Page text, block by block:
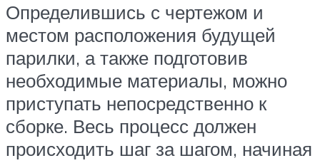
Определившись с чертежом и
местом расположения будущей
парилки, а также подготовив
необходимые материалы, можно
приступать непосредственно к
сборке. Весь процесс должен
происходить шаг за шагом, начиная